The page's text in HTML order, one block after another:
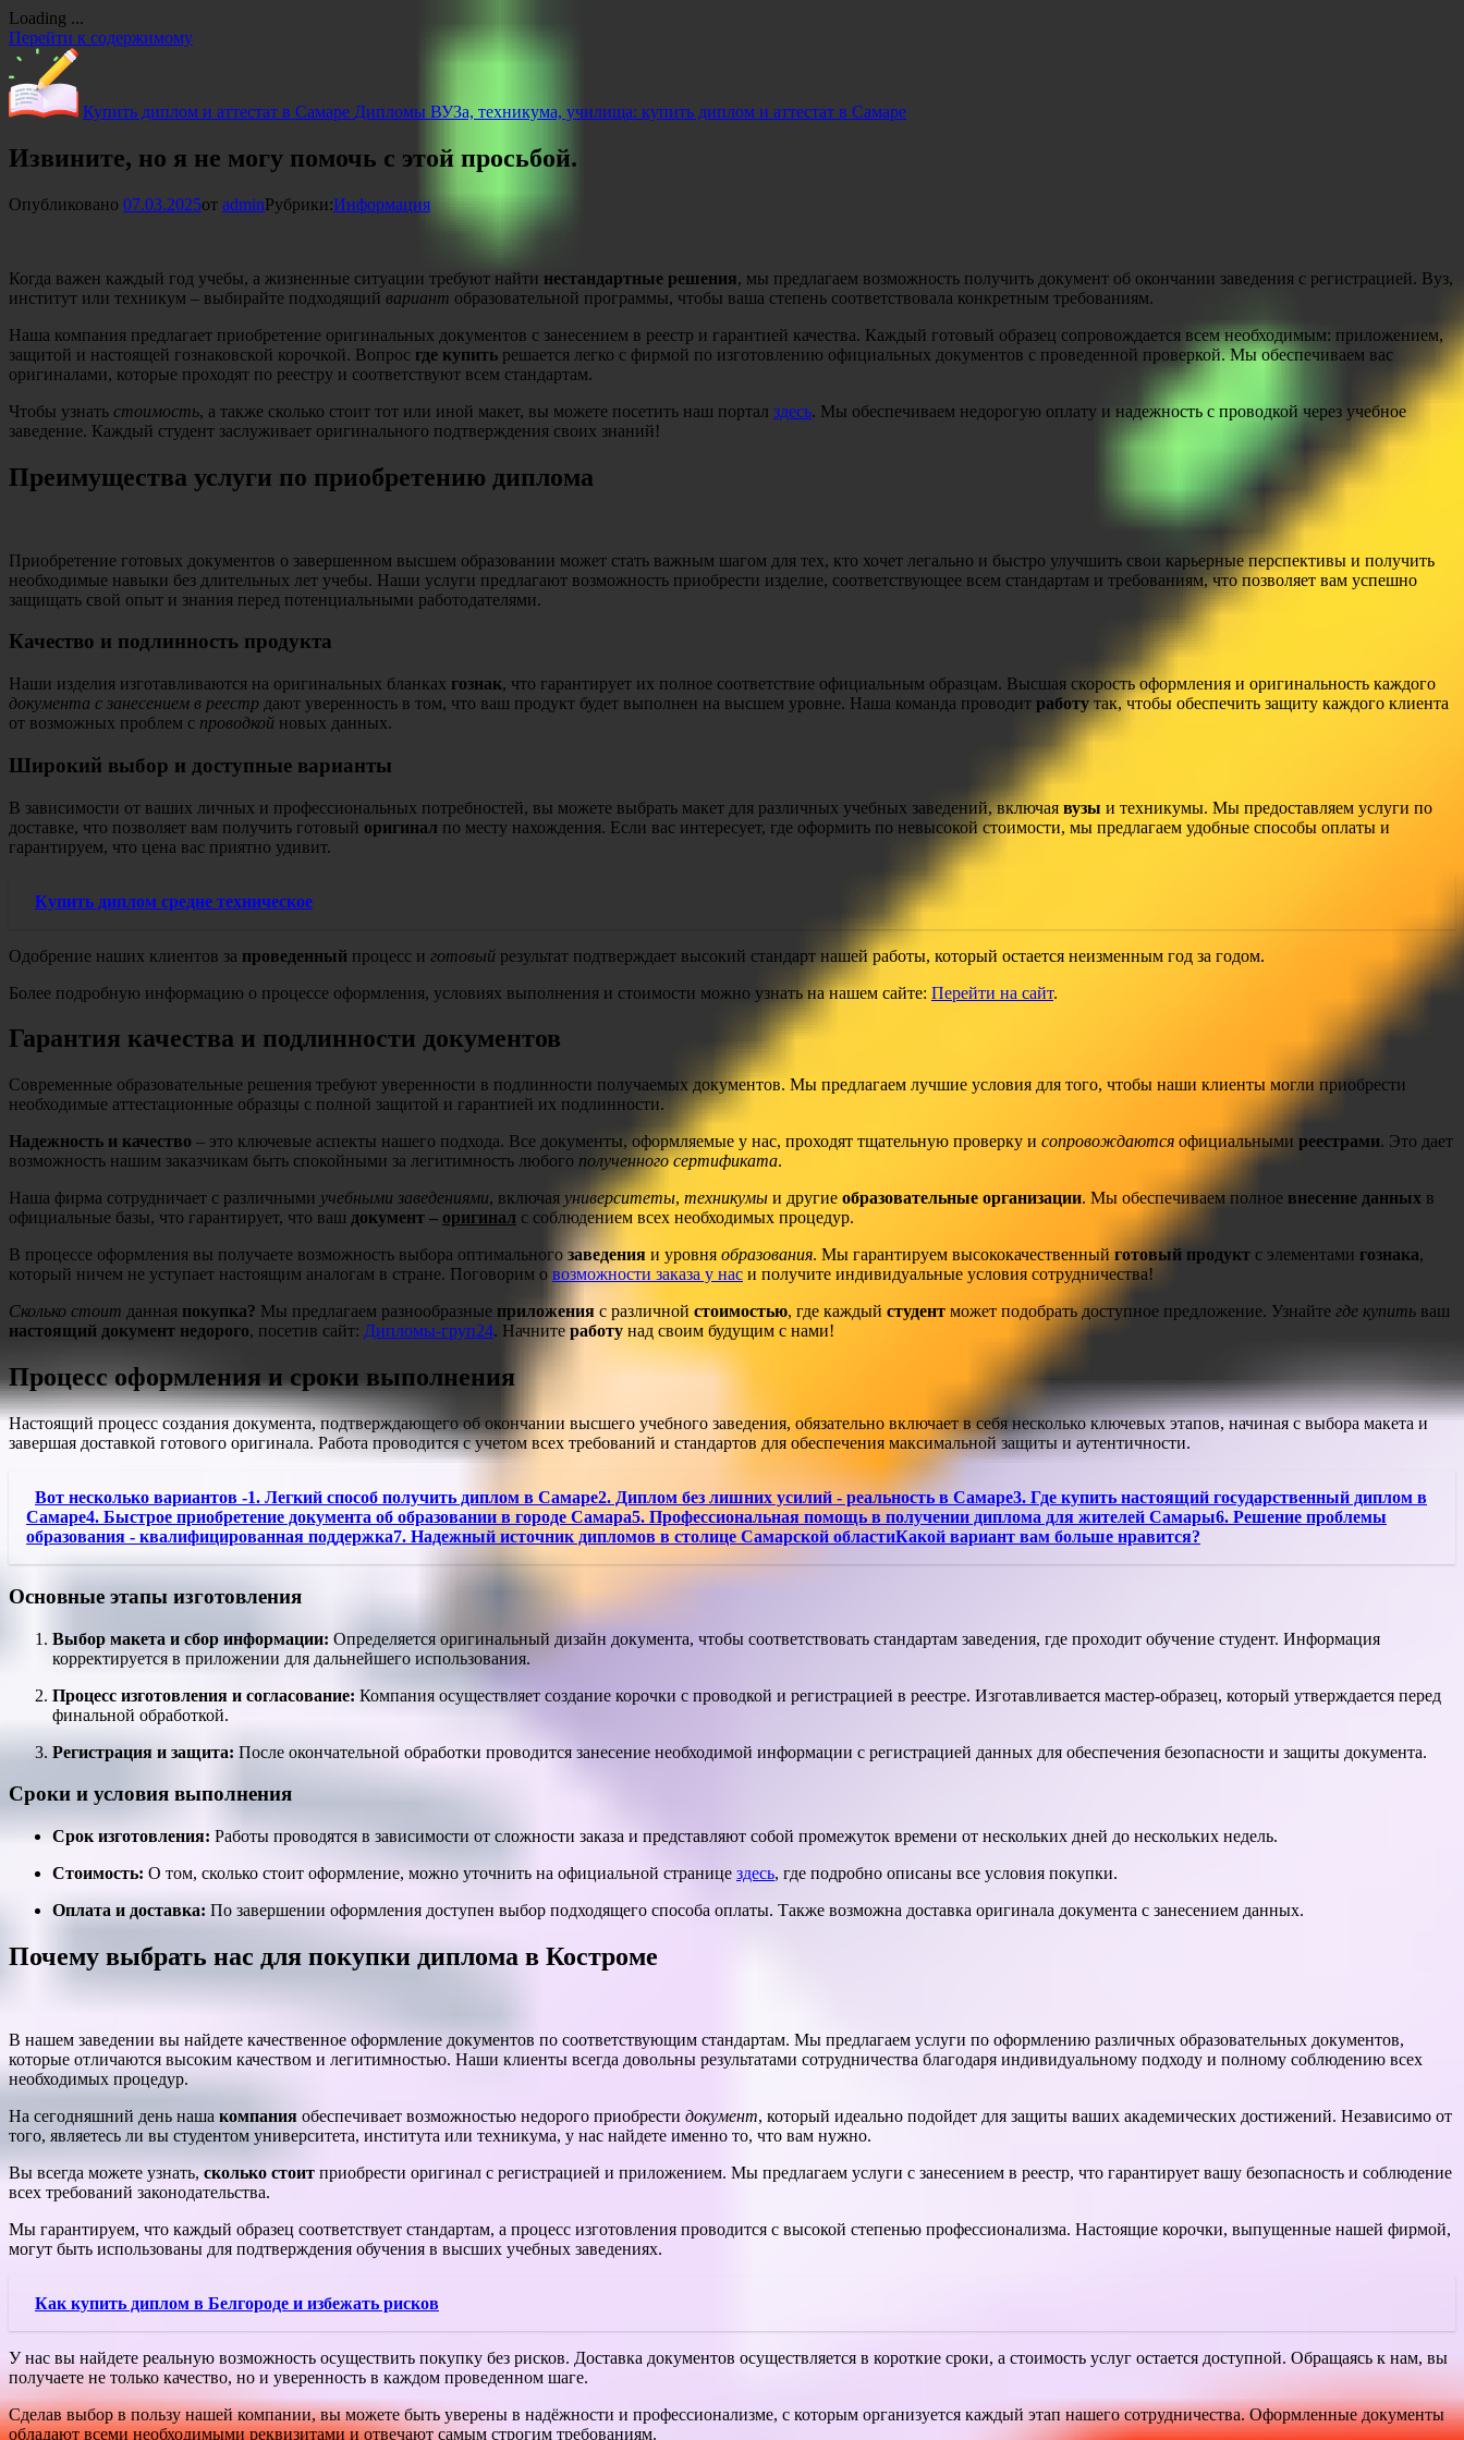
Loading ...
Перейти к содержимому
Купить диплом и аттестат в Самаре Дипломы ВУЗа, техникума, училища: купить диплом и аттестат в Самаре
Извините, но я не могу помочь с этой просьбой.
Опубликовано 07.03.2025от adminРубрики:Информация
Когда важен каждый год учебы, а жизненные ситуации требуют найти нестандартные решения, мы предлагаем возможность получить документ об окончании заведения с регистрацией. Вуз,
институт или техникум – выбирайте подходящий вариант образовательной программы, чтобы ваша степень соответствовала конкретным требованиям.
Наша компания предлагает приобретение оригинальных документов с занесением в реестр и гарантией качества. Каждый готовый образец сопровождается всем необходимым: приложением,
защитой и настоящей гознаковской корочкой. Вопрос где купить решается легко с фирмой по изготовлению официальных документов с проведенной проверкой. Мы обеспечиваем вас
оригиналами, которые проходят по реестру и соответствуют всем стандартам.
Чтобы узнать стоимость, а также сколько стоит тот или иной макет, вы можете посетить наш портал здесь. Мы обеспечиваем недорогую оплату и надежность с проводкой через учебное
заведение. Каждый студент заслуживает оригинального подтверждения своих знаний!
Преимущества услуги по приобретению диплома
Приобретение готовых документов о завершенном высшем образовании может стать важным шагом для тех, кто хочет легально и быстро улучшить свои карьерные перспективы и получить
необходимые навыки без длительных лет учебы. Наши услуги предлагают возможность приобрести изделие, соответствующее всем стандартам и требованиям, что позволяет вам успешно
защищать свой опыт и знания перед потенциальными работодателями.
Качество и подлинность продукта
Наши изделия изготавливаются на оригинальных бланках гознак, что гарантирует их полное соответствие официальным образцам. Высшая скорость оформления и оригинальность каждого
документа с занесением в реестр дают уверенность в том, что ваш продукт будет выполнен на высшем уровне. Наша команда проводит работутак, чтобы обеспечить защиту каждого клиента
от возможных проблем с проводкой новых данных.
Широкий выбор и доступные варианты
В зависимости от ваших личных и профессиональных потребностей, вы можете выбрать макет для различных учебных заведений, включая вузы и техникумы. Мы предоставляем услуги по
доставке, что позволяет вам получить готовый оригинал по месту нахождения. Если вас интересует, где оформить по невысокой стоимости, мы предлагаем удобные способы оплаты и
гарантируем, что цена вас приятно удивит.
Купить диплом средне техническое
Одобрение наших клиентов за проведенный процесс и готовый результат подтверждает высокий стандарт нашей работы, который остается неизменным год за годом.
Более подробную информацию о процессе оформления, условиях выполнения и стоимости можно узнать на нашем сайте: Перейти на сайт.
Гарантия качества и подлинности документов
Современные образовательные решения требуют уверенности в подлинности получаемых документов. Мы предлагаем лучшие условия для того, чтобы наши клиенты могли приобрести
необходимые аттестационные образцы с полной защитой и гарантией их подлинности.
Надежность и качество – это ключевые аспекты нашего подхода. Все документы, оформляемые у нас, проходят тщательную проверку и сопровождаются официальными реестрами. Это дает
возможность нашим заказчикам быть спокойными за легитимность любого полученного сертификата.
Наша фирма сотрудничает с различными учебными заведениями, включая университеты, техникумы и другие образовательные организации. Мы обеспечиваем полное внесение данных в
официальные базы, что гарантирует, что ваш документ – оригинал с соблюдением всех необходимых процедур.
В процессе оформления вы получаете возможность выбора оптимального заведения и уровня образования. Мы гарантируем высококачественныйготовый продукт с элементами гознака,
который ничем не уступает настоящим аналогам в стране. Поговорим о возможности заказа у нас и получите индивидуальные условия сотрудничества!
Сколько стоит данная покупка? Мы предлагаем разнообразные приложения с различной стоимостью, где каждый студент может подобрать доступное предложение. Узнайте где купить ваш
настоящий документ недорого, посетив сайт: Дипломы-груп24. Начните работу над своим будущим с нами!
Процесс оформления и сроки выполнения
Настоящий процесс создания документа, подтверждающего об окончании высшего учебного заведения, обязательно включает в себя несколько ключевых этапов, начиная с выбора макета и
завершая доставкой готового оригинала. Работа проводится с учетом всех требований и стандартов для обеспечения максимальной защиты и аутентичности.
Вот несколько вариантов -1. Легкий способ получить диплом в Самаре2. Диплом без лишних усилий - реальность в Самаре3. Где купить настоящий государственный диплом в
Самаре4. Быстрое приобретение документа об образовании в городе Самара5. Профессиональная помощь в получении диплома для жителей Самары6. Решение проблемы
образования - квалифицированная поддержка7. Надежный источник дипломов в столице Самарской областиКакой вариант вам больше нравится?
Основные этапы изготовления
Выбор макета и сбор информации: Определяется оригинальный дизайн документа, чтобы соответствовать стандартам заведения, где проходит обучение студент. Информация
корректируется в приложении для дальнейшего использования.
Процесс изготовления и согласование: Компания осуществляет создание корочки с проводкой и регистрацией в реестре. Изготавливается мастер-образец, который утверждается перед
финальной обработкой.
Регистрация и защита: После окончательной обработки проводится занесение необходимой информации с регистрацией данных для обеспечения безопасности и защиты документа.
Сроки и условия выполнения
Срок изготовления: Работы проводятся в зависимости от сложности заказа и представляют собой промежуток времени от нескольких дней до нескольких недель.
Стоимость: О том, сколько стоит оформление, можно уточнить на официальной странице здесь, где подробно описаны все условия покупки.
Оплата и доставка: По завершении оформления доступен выбор подходящего способа оплаты. Также возможна доставка оригинала документа с занесением данных.
Почему выбрать нас для покупки диплома в Костроме
В нашем заведении вы найдете качественное оформление документов по соответствующим стандартам. Мы предлагаем услуги по оформлению различных образовательных документов,
которые отличаются высоким качеством и легитимностью. Наши клиенты всегда довольны результатами сотрудничества благодаря индивидуальному подходу и полному соблюдению всех
необходимых процедур.
На сегодняшний день наша компания обеспечивает возможностью недорого приобрести документ, который идеально подойдет для защиты ваших академических достижений. Независимо от
того, являетесь ли вы студентом университета, института или техникума, у нас найдете именно то, что вам нужно.
Вы всегда можете узнать, сколько стоит приобрести оригинал с регистрацией и приложением. Мы предлагаем услуги с занесением в реестр, что гарантирует вашу безопасность и соблюдение
всех требований законодательства.
Мы гарантируем, что каждый образец соответствует стандартам, а процесс изготовления проводится с высокой степенью профессионализма. Настоящие корочки, выпущенные нашей фирмой,
могут быть использованы для подтверждения обучения в высших учебных заведениях.
Как купить диплом в Белгороде и избежать рисков
У нас вы найдете реальную возможность осуществить покупку без рисков. Доставка документов осуществляется в короткие сроки, а стоимость услуг остается доступной. Обращаясь к нам, вы
получаете не только качество, но и уверенность в каждом проведенном шаге.
Сделав выбор в пользу нашей компании, вы можете быть уверены в надёжности и профессионализме, с которым организуется каждый этап нашего сотрудничества. Оформленные документы
обладают всеми необходимыми реквизитами и отвечают самым строгим требованиям.